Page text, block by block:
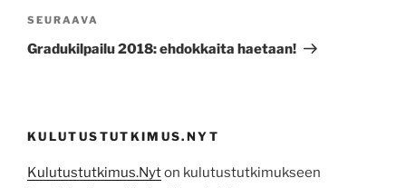
Seuraava
artikkeli
SEURAAVA
Gradukilpailu 2018: ehdokkaita haetaan!
KULUTUSTUTKIMUS.NYT
Kulutustutkimus.Nyton kulutustutkimukseen